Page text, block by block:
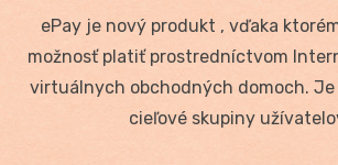
ePay je nový produkt , vďaka
možnosť platiť prostredníctvom
virtuálnych obchodných domoch.
cieľové skupiny